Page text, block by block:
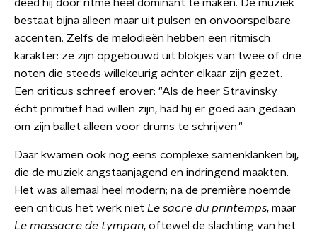
deed hij door ritme heel dominant te maken. De muziek
bestaat bijna alleen maar uit pulsen en onvoorspelbare
accenten. Zelfs de melodieën hebben een ritmisch
karakter: ze zijn opgebouwd uit blokjes van twee of drie
noten die steeds willekeurig achter elkaar zijn gezet.
Een criticus schreef erover: "Als de heer Stravinsky
écht primitief had willen zijn, had hij er goed aan gedaan
om zijn ballet alleen voor drums te schrijven."
Daar kwamen ook nog eens complexe samenklanken bij,
die de muziek angstaanjagend en indringend maakten.
Het was allemaal heel modern; na de première noemde
een criticus het werk niet Le sacre du printemps, maar
Le massacre de tympan, oftewel de slachting van het